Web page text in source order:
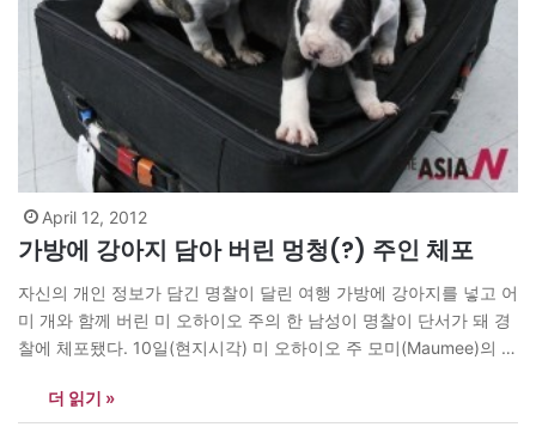
April 12, 2012
가방에 강아지 담아 버린 멍청(?) 주인 체포
자신의 개인 정보가 담긴 명찰이 달린 여행 가방에 강아지를 넣고 어
미 개와 함께 버린 미 오하이오 주의 한 남성이 명찰이 단서가 돼 경
찰에 체포됐다. 10일(현지시각) 미 오하이오 주 모미(Maumee)의 한
가 어미와 함께 모습을 보이고 있다. news@theasian.asia
더 읽기 »